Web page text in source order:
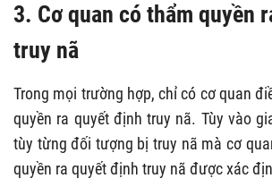
3. Cơ quan có thẩm quyền
truy nã
Trong mọi trường hợp, chỉ có cơ quan
quyền ra quyết định truy nã. Tùy vào
tùy từng đối tượng bị truy nã mà cơ
quyền ra quyết định truy nã được xác